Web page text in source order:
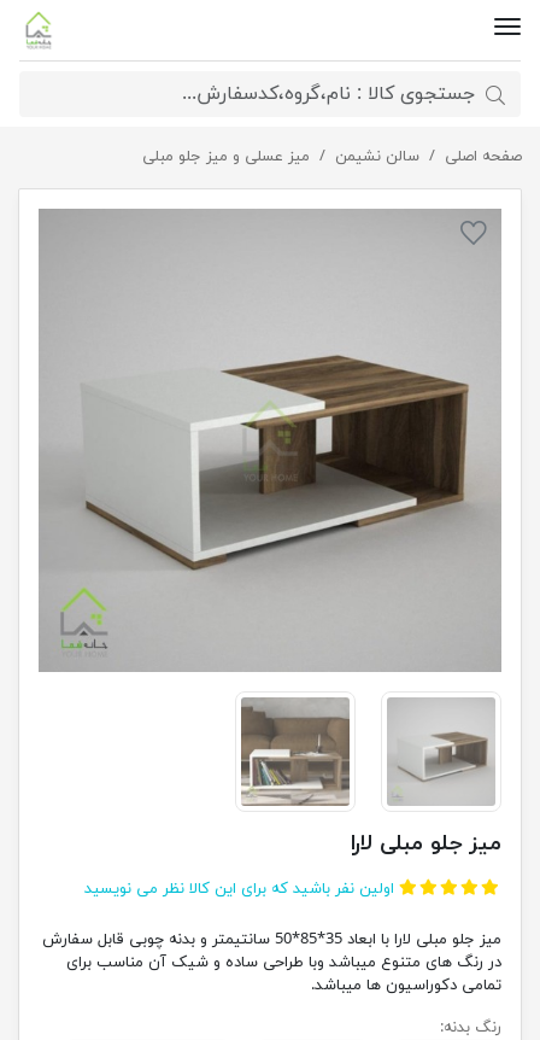
صفحه اصلی سالن نشیمن میز عسلی و میز جلو مبلی میز جلو مبلی لارا
میز جلو مبلی لارا
اولین نفر باشید که برای این کالا نظر می نویسید
میز جلو مبلی لارا با ابعاد 35*85*50 سانتیمتر و بدنه چوبی قابل سفارش
در رنگ های متنوع میباشد وبا طراحی ساده و شیک آن مناسب برای
تمامی دکوراسیون ها میباشد.
رنگ بدنه: